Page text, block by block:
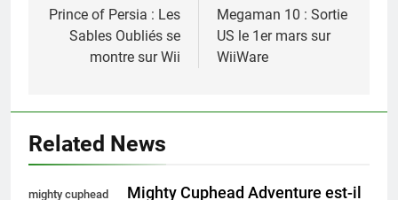
de
l’article
Prince of Persia : Les
Sables Oubliés se
montre sur Wii
Megaman 10 : Sortie
US le 1er mars sur
WiiWare
Related News
mighty cuphead
Mighty Cuphead Adventure est-il